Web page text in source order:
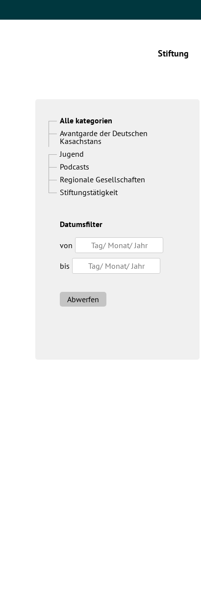
Stiftung
Alle kategorien
Avantgarde der Deutschen
Kasachstans
Jugend
Podcasts
Regionale Gesellschaften
Stiftungstätigkeit
Datumsfilter
von
bis
Abwerfen